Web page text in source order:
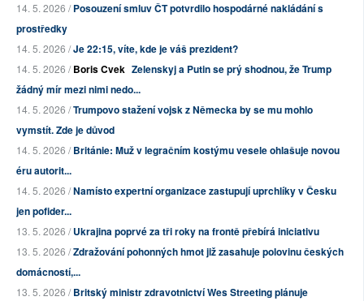
14. 5. 2026 /Posouzení smluv ČT potvrdilo hospodárné nakládání s
prostředky
14. 5. 2026 /Je 22:15, víte, kde je váš prezident?
14. 5. 2026 /Boris Cvek Zelenskyj a Putin se prý shodnou, že Trump
žádný mír mezi nimi nedo...
14. 5. 2026 /Trumpovo stažení vojsk z Německa by se mu mohlo
vymstít. Zde je důvod
14. 5. 2026 /Británie: Muž v legračním kostýmu vesele ohlašuje novou
éru autorit...
14. 5. 2026 /Namísto expertní organizace zastupují uprchlíky v Česku
jen pofider...
13. 5. 2026 /Ukrajina poprvé za tři roky na frontě přebírá iniciativu
13. 5. 2026 /Zdražování pohonných hmot již zasahuje polovinu českých
domácností,...
13. 5. 2026 /Britský ministr zdravotnictví Wes Streeting plánuje